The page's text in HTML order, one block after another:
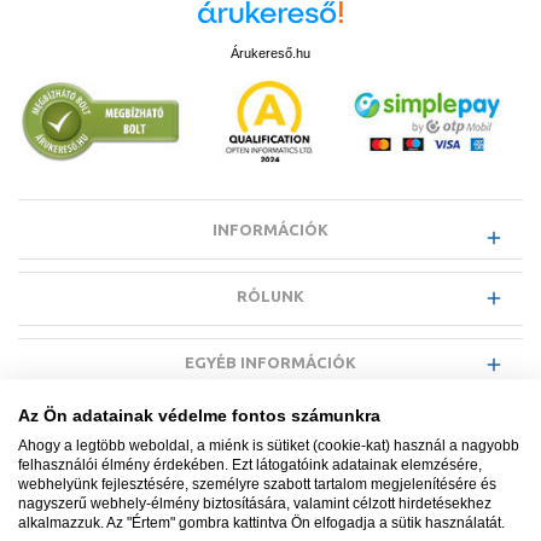
8Ah 18 V AMPShare, ProCORE akkumulátor
RO BC18 töltő, 230V, AMPER, EU
Használati utasítás
Árukereső.hu
INFORMÁCIÓK
RÓLUNK
EGYÉB INFORMÁCIÓK
Az Ön adatainak védelme fontos számunkra
Ahogy a legtöbb weboldal, a miénk is sütiket (cookie-kat) használ a nagyobb
felhasználói élmény érdekében. Ezt látogatóink adatainak elemzésére,
webhelyünk fejlesztésére, személyre szabott tartalom megjelenítésére és
nagyszerű webhely-élmény biztosítására, valamint célzott hirdetésekhez
alkalmazzuk. Az "Értem" gombra kattintva Ön elfogadja a sütik használatát.